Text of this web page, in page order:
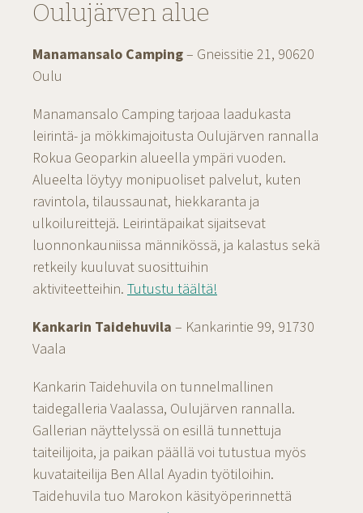
Oulujärven alue
Manamansalo Camping– Gneissitie 21, 90620
Oulu
Manamansalo Camping tarjoaa laadukasta
leirintä- ja mökkimajoitusta Oulujärven rannalla
Rokua Geoparkin alueella ympäri vuoden.
Alueelta löytyy monipuoliset palvelut, kuten
ravintola, tilaussaunat, hiekkaranta ja
ulkoilureittejä. Leirintäpaikat sijaitsevat
luonnonkauniissa männikössä, ja kalastus sekä
retkeily kuuluvat suosittuihin
aktiviteetteihin. Tutustu täältä!
Kankarin Taidehuvila – Kankarintie 99, 91730
Vaala
Kankarin Taidehuvila on tunnelmallinen
taidegalleria Vaalassa, Oulujärven rannalla.
Gallerian näyttelyssä on esillä tunnettuja
taiteilijoita, ja paikan päällä voi tutustua myös
kuvataiteilija Ben Allal Ayadin työtiloihin.
Taidehuvila tuo Marokon käsityöperinnettä